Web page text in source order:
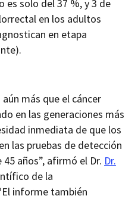
es solo del 37 %, y 3 de
en los adultos
en etapa
más que el cáncer
en las generaciones más
inmediata de que los
las pruebas de detección
años”, afirmó el Dr. Dr.
de la
informe también